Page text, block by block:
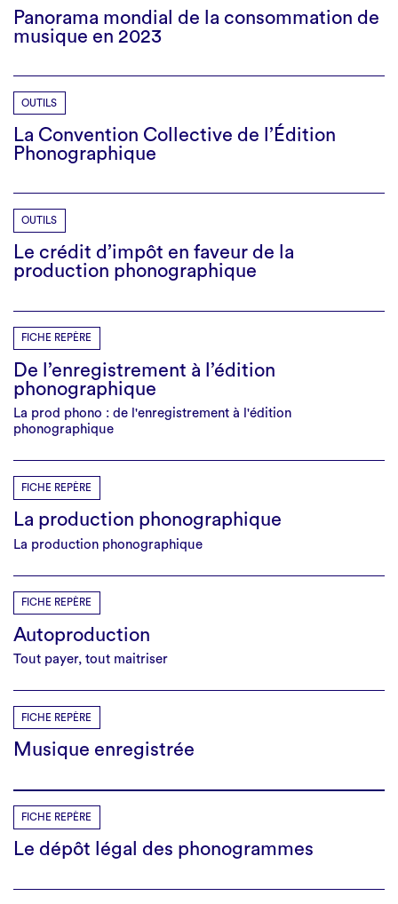
Panorama mondial de la consommation de
musique en 2023
OUTILS
La Convention Collective de l’Édition
Phonographique
OUTILS
Le crédit d’impôt en faveur de la
production phonographique
FICHE REPÈRE
De l’enregistrement à l’édition
phonographique
La prod phono : de l'enregistrement à l'édition
phonographique
FICHE REPÈRE
La production phonographique
La production phonographique
FICHE REPÈRE
Autoproduction
Tout payer, tout maitriser
FICHE REPÈRE
Musique enregistrée
FICHE REPÈRE
Le dépôt légal des phonogrammes